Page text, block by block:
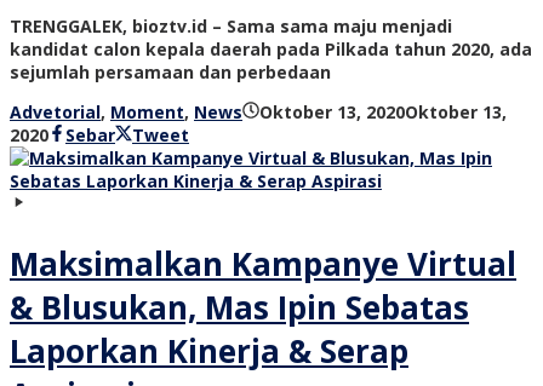
TRENGGALEK, bioztv.id – Sama sama maju menjadi
kandidat calon kepala daerah pada Pilkada tahun 2020, ada
sejumlah persamaan dan perbedaan
Advetorial, Moment, News Oktober 13, 2020Oktober 13,
2020oleh
bioz
tv
Sebar Tweet
Maksimalkan Kampanye Virtual
& Blusukan, Mas Ipin Sebatas
Laporkan Kinerja & Serap